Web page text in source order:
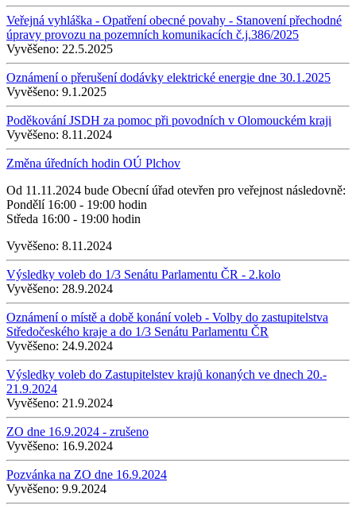
Veřejná vyhláška - Opatření obecné povahy - Stanovení přechodné
úpravy provozu na pozemních komunikacích č.j.386/2025
Vyvěšeno: 22.5.2025
Oznámení o přerušení dodávky elektrické energie dne 30.1.2025
Vyvěšeno: 9.1.2025
Poděkování JSDH za pomoc při povodních v Olomouckém kraji
Vyvěšeno: 8.11.2024
Změna úředních hodin OÚ Plchov
Od 11.11.2024 bude Obecní úřad otevřen pro veřejnost následovně:
Pondělí 16:00 - 19:00 hodin
Středa 16:00 - 19:00 hodin
Vyvěšeno: 8.11.2024
Výsledky voleb do 1/3 Senátu Parlamentu ČR - 2.kolo
Vyvěšeno: 28.9.2024
Oznámení o místě a době konání voleb - Volby do zastupitelstva
Středočeského kraje a do 1/3 Senátu Parlamentu ČR
Vyvěšeno: 24.9.2024
Výsledky voleb do Zastupitelstev krajů konaných ve dnech 20.-
21.9.2024
Vyvěšeno: 21.9.2024
ZO dne 16.9.2024 - zrušeno
Vyvěšeno: 16.9.2024
Pozvánka na ZO dne 16.9.2024
Vyvěšeno: 9.9.2024